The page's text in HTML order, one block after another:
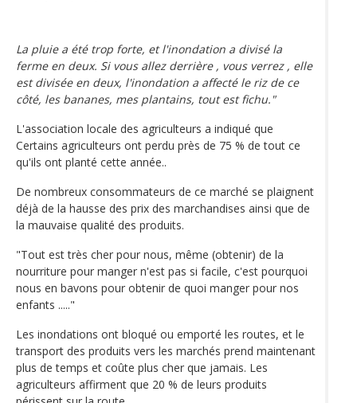
La pluie a été trop forte, et l'inondation a divisé la
ferme en deux. Si vous allez derrière , vous verrez , elle
est divisée en deux, l'inondation a affecté le riz de ce
côté, les bananes, mes plantains, tout est fichu."
L'association locale des agriculteurs a indiqué que
Certains agriculteurs ont perdu près de 75 % de tout ce
qu'ils ont planté cette année..
De nombreux consommateurs de ce marché se plaignent
déjà de la hausse des prix des marchandises ainsi que de
la mauvaise qualité des produits.
"Tout est très cher pour nous, même (obtenir) de la
nourriture pour manger n'est pas si facile, c'est pourquoi
nous en bavons pour obtenir de quoi manger pour nos
enfants ....."
Les inondations ont bloqué ou emporté les routes, et le
transport des produits vers les marchés prend maintenant
plus de temps et coûte plus cher que jamais. Les
agriculteurs affirment que 20 % de leurs produits